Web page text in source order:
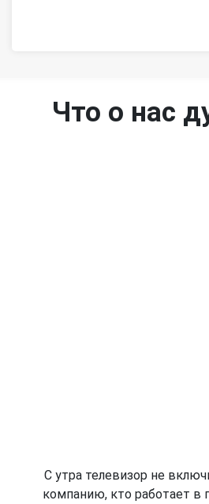
Что о нас
С утра телевизор не
компанию, кто работает в